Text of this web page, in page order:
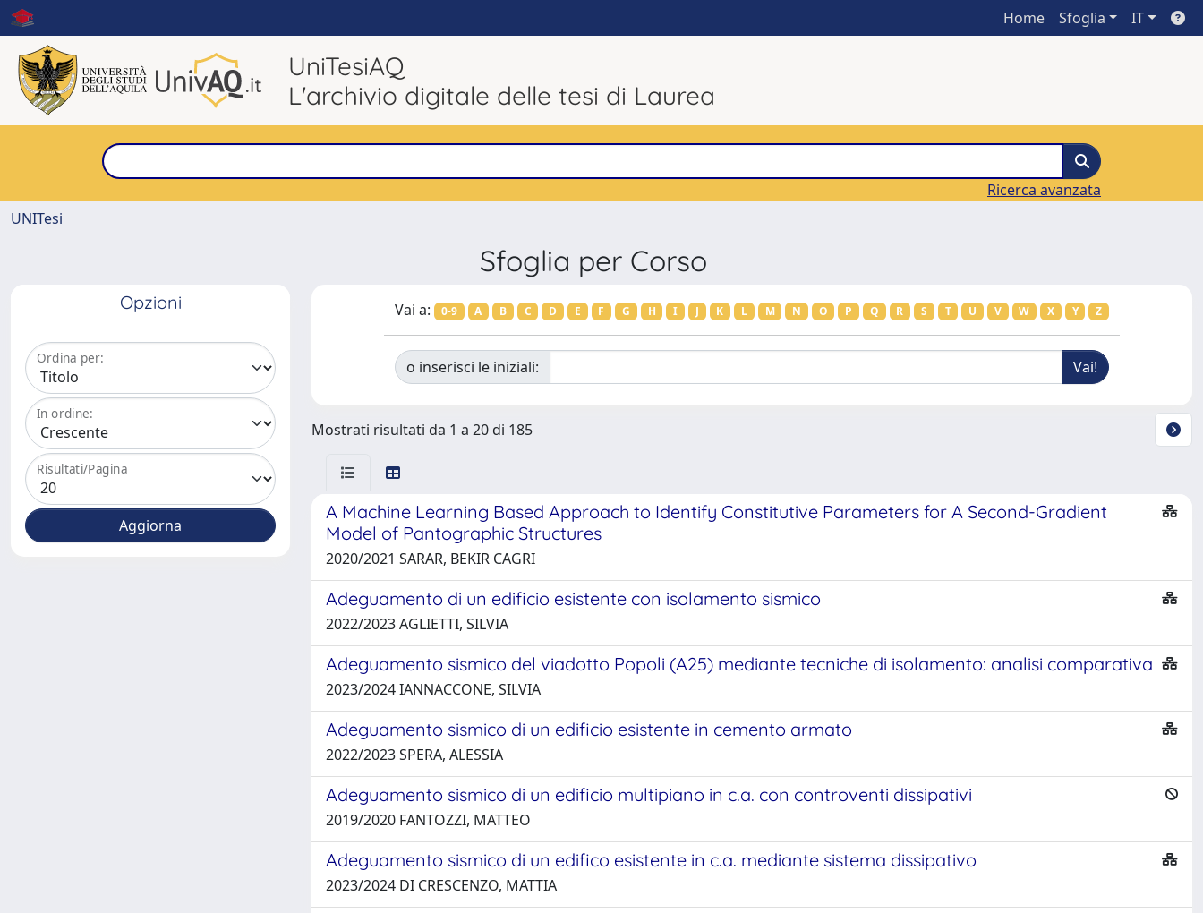
Home Sfoglia IT
UniTesiAQ
L'archivio digitale delle tesi di Laurea
Ricerca avanzata
UNITesi
Sfoglia per Corso
Opzioni
Ordina per:
In ordine:
Risultati/Pagina
Vai a: 0-9 A B C D E F G H I J K L M N O P Q R S T U V W X Y Z
o inserisci le iniziali:
Mostrati risultati da 1 a 20 di 185
A Machine Learning Based Approach to Identify Constitutive Parameters for A Second-Gradient
Model of Pantographic Structures
2020/2021 SARAR, BEKIR CAGRI
Adeguamento di un edificio esistente con isolamento sismico
2022/2023 AGLIETTI, SILVIA
Adeguamento sismico del viadotto Popoli (A25) mediante tecniche di isolamento: analisi comparativa
2023/2024 IANNACCONE, SILVIA
Adeguamento sismico di un edificio esistente in cemento armato
2022/2023 SPERA, ALESSIA
Adeguamento sismico di un edificio multipiano in c.a. con controventi dissipativi
2019/2020 FANTOZZI, MATTEO
Adeguamento sismico di un edifico esistente in c.a. mediante sistema dissipativo
2023/2024 DI CRESCENZO, MATTIA